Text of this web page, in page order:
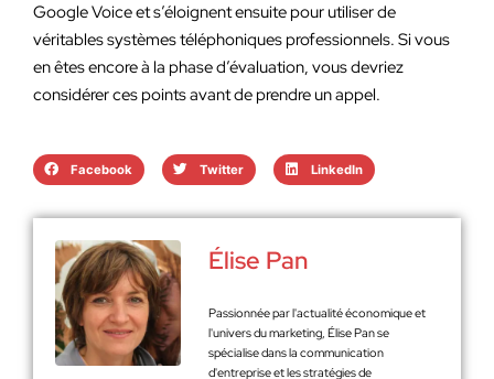
Google Voice et s’éloignent ensuite pour utiliser de
véritables systèmes téléphoniques professionnels. Si vous
en êtes encore à la phase d’évaluation, vous devriez
considérer ces points avant de prendre un appel.
Facebook Twitter LinkedIn
Élise Pan
Passionnée par l'actualité économique et
l'univers du marketing, Élise Pan se
spécialise dans la communication
d'entreprise et les stratégies de